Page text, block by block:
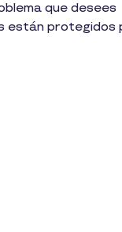
que desees
están protegidos